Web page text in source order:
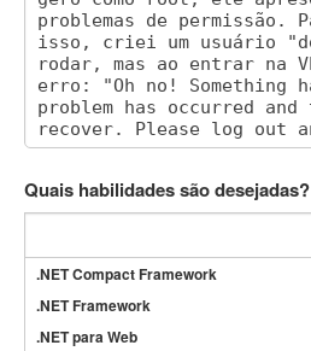
Quais habilidades são desejadas?
.NET Compact Framework
.NET Framework
.NET para Web